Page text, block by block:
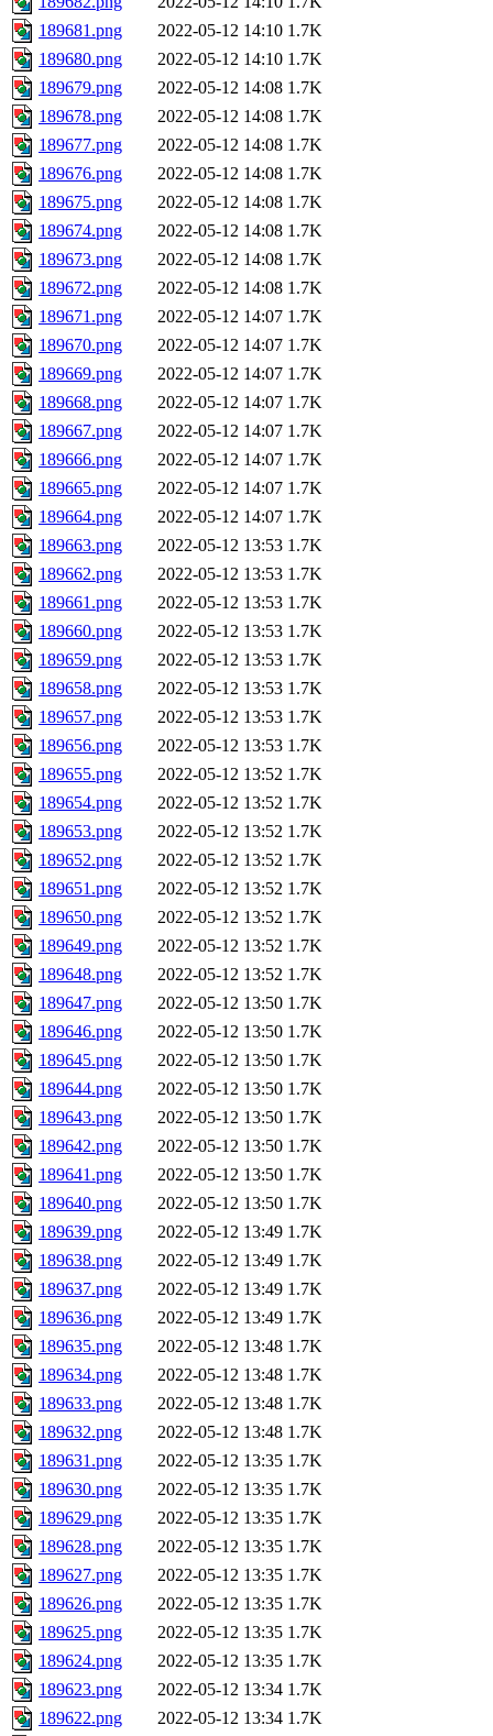
189681.png
2022-05-12 14:10 1.7K
189680.png
2022-05-12 14:10 1.7K
189679.png
2022-05-12 14:08 1.7K
189678.png
2022-05-12 14:08 1.7K
189677.png
2022-05-12 14:08 1.7K
189676.png
2022-05-12 14:08 1.7K
189675.png
2022-05-12 14:08 1.7K
189674.png
2022-05-12 14:08 1.7K
189673.png
2022-05-12 14:08 1.7K
189672.png
2022-05-12 14:08 1.7K
189671.png
2022-05-12 14:07 1.7K
189670.png
2022-05-12 14:07 1.7K
189669.png
2022-05-12 14:07 1.7K
189668.png
2022-05-12 14:07 1.7K
189667.png
2022-05-12 14:07 1.7K
189666.png
2022-05-12 14:07 1.7K
189665.png
2022-05-12 14:07 1.7K
189664.png
2022-05-12 14:07 1.7K
189663.png
2022-05-12 13:53 1.7K
189662.png
2022-05-12 13:53 1.7K
189661.png
2022-05-12 13:53 1.7K
189660.png
2022-05-12 13:53 1.7K
189659.png
2022-05-12 13:53 1.7K
189658.png
2022-05-12 13:53 1.7K
189657.png
2022-05-12 13:53 1.7K
189656.png
2022-05-12 13:53 1.7K
189655.png
2022-05-12 13:52 1.7K
189654.png
2022-05-12 13:52 1.7K
189653.png
2022-05-12 13:52 1.7K
189652.png
2022-05-12 13:52 1.7K
189651.png
2022-05-12 13:52 1.7K
189650.png
2022-05-12 13:52 1.7K
189649.png
2022-05-12 13:52 1.7K
189648.png
2022-05-12 13:52 1.7K
189647.png
2022-05-12 13:50 1.7K
189646.png
2022-05-12 13:50 1.7K
189645.png
2022-05-12 13:50 1.7K
189644.png
2022-05-12 13:50 1.7K
189643.png
2022-05-12 13:50 1.7K
189642.png
2022-05-12 13:50 1.7K
189641.png
2022-05-12 13:50 1.7K
189640.png
2022-05-12 13:50 1.7K
189639.png
2022-05-12 13:49 1.7K
189638.png
2022-05-12 13:49 1.7K
189637.png
2022-05-12 13:49 1.7K
189636.png
2022-05-12 13:49 1.7K
189635.png
2022-05-12 13:48 1.7K
189634.png
2022-05-12 13:48 1.7K
189633.png
2022-05-12 13:48 1.7K
189632.png
2022-05-12 13:48 1.7K
189631.png
2022-05-12 13:35 1.7K
189630.png
2022-05-12 13:35 1.7K
189629.png
2022-05-12 13:35 1.7K
189628.png
2022-05-12 13:35 1.7K
189627.png
2022-05-12 13:35 1.7K
189626.png
2022-05-12 13:35 1.7K
189625.png
2022-05-12 13:35 1.7K
189624.png
2022-05-12 13:35 1.7K
189623.png
2022-05-12 13:34 1.7K
189622.png
2022-05-12 13:34 1.7K